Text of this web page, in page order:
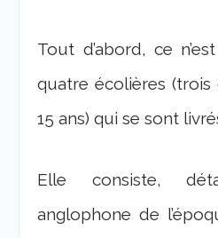
Tout d’abord, ce
quatre écolières (trois
15 ans) qui se sont
Elle consiste,
anglophone de